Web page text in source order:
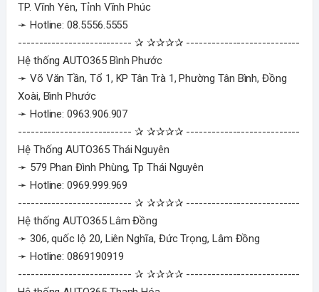
TP. Vĩnh Yên, Tỉnh Vĩnh Phúc
➛ Hotline: 08.5556.5555
--------------------------- ✰ ✰✰✰✰ ---------------------------
Hệ thống AUTO365 Bình Phước
➛ Võ Văn Tần, Tổ 1, KP Tân Trà 1, Phường Tân Bình, Đồng
Xoài, Bình Phước
➛ Hotline: 0963.906.907
--------------------------- ✰ ✰✰✰✰ ---------------------------
Hệ Thống AUTO365 Thái Nguyên
➛ 579 Phan Đình Phùng, Tp Thái Nguyên
➛ Hotline: 0969.999.969
--------------------------- ✰ ✰✰✰✰ ---------------------------
Hệ thống AUTO365 Lâm Đồng
➛ 306, quốc lộ 20, Liên Nghĩa, Đức Trọng, Lâm Đồng
➛ Hotline: 0869190919
--------------------------- ✰ ✰✰✰✰ ---------------------------